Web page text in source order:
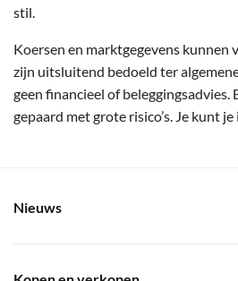
stil.
Koersen en marktgegevens kunnen
zijn uitsluitend bedoeld ter
geen financieel of beleggingsadvies.
gepaard met grote risico’s. Je kunt
Nieuws